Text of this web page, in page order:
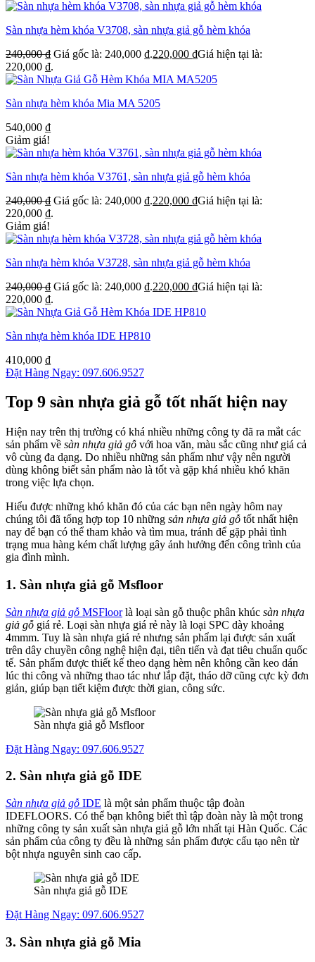
Sàn nhựa hèm khóa V3708, sàn nhựa giả gỗ hèm khóa
240,000₫ Giá gốc là: 240,000 ₫.220,000 ₫Giá hiện tại là:
220,000 ₫.
Sàn nhựa hèm khóa Mia MA 5205
540,000 ₫
Giảm giá!
Sàn nhựa hèm khóa V3761, sàn nhựa giả gỗ hèm khóa
240,000₫ Giá gốc là: 240,000 ₫.220,000 ₫Giá hiện tại là:
220,000 ₫.
Giảm giá!
Sàn nhựa hèm khóa V3728, sàn nhựa giả gỗ hèm khóa
240,000₫ Giá gốc là: 240,000 ₫.220,000 ₫Giá hiện tại là:
220,000 ₫.
Sàn nhựa hèm khóa IDE HP810
410,000 ₫
Đặt Hàng Ngay: 097.606.9527
Top 9 sàn nhựa giả gỗ tốt nhất hiện nay
Hiện nay trên thị trường có khá nhiều những công ty đã ra mắt các
sản phẩm về sàn nhựa giả gỗ với hoa văn, màu sắc cũng như giá cả
vô cùng đa dạng. Do nhiều những sản phẩm như vậy nên người
dùng không biết sản phẩm nào là tốt và gặp khá nhiều khó khăn
trong việc lựa chọn.
Hiểu được những khó khăn đó của các bạn nên ngày hôm nay
chúng tôi đã tổng hợp top 10 những sản nhựa giả gỗ tốt nhất hiện
nay để bạn có thể tham khảo và tìm mua, tránh để gặp phải tình
trạng mua hàng kém chất lượng gây ảnh hưởng đến công trình của
gia đình mình.
1. Sàn nhựa giả gỗ Msfloor
Sàn nhựa giả gỗ MSFloorlà loại sàn gỗ thuộc phân khúc sàn nhựa
giả gỗ giá rẻ. Loại sàn nhựa giá rẻ này là loại SPC dày khoảng
4mmm. Tuy là sàn nhựa giá rẻ nhưng sản phẩm lại được sản xuất
trên dây chuyền công nghệ hiện đại, tiên tiến và đạt tiêu chuẩn quốc
tế. Sản phẩm được thiết kế theo dạng hèm nên không cần keo dán
lúc thi công và những thao tác như lắp đặt, tháo dỡ cũng cực kỳ đơn
giản, giúp bạn tiết kiệm được thời gian, công sức.
Sàn nhựa giả gỗ Msfloor
Đặt Hàng Ngay: 097.606.9527
2. Sàn nhựa giả gỗ IDE
Sàn nhựa giả gỗ IDE là một sản phẩm thuộc tập đoàn
IDEFLOORS. Có thể bạn không biết thì tập đoàn này là một trong
những công ty sản xuất sàn nhựa giả gỗ lớn nhất tại Hàn Quốc. Các
sản phẩm của công ty đều là những sản phẩm được cấu tạo nên từ
bột nhựa nguyên sinh cao cấp.
Sàn nhựa giả gỗ IDE
Đặt Hàng Ngay: 097.606.9527
3. Sàn nhựa giả gỗ Mia